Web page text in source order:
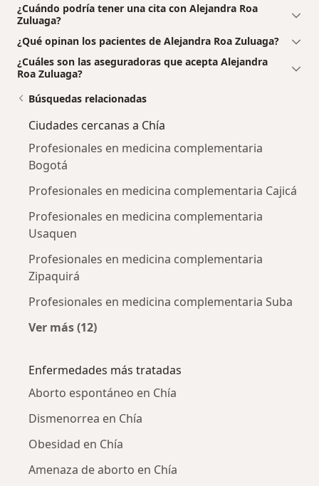
¿Cuándo podría tener una cita con Alejandra Roa
Zuluaga?
¿Qué opinan los pacientes de Alejandra Roa Zuluaga?
¿Cuáles son las aseguradoras que acepta Alejandra
Roa Zuluaga?
Búsquedas relacionadas
Ciudades cercanas a Chía
Profesionales en medicina complementaria
Bogotá
Profesionales en medicina complementaria Cajicá
Profesionales en medicina complementaria
Usaquen
Profesionales en medicina complementaria
Zipaquirá
Profesionales en medicina complementaria Suba
Ver más (12)
Enfermedades más tratadas
Aborto espontáneo en Chía
Dismenorrea en Chía
Obesidad en Chía
Amenaza de aborto en Chía